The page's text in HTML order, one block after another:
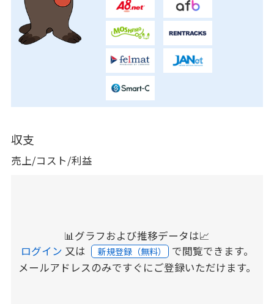
収支
売上/コスト/利益
📊グラフおよび推移データは📈
ログイン 又は 新規登録（無料） で閲覧できます。
メールアドレスのみですぐにご登録いただけます。